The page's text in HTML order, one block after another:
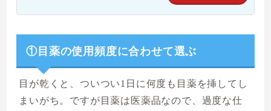
①目薬の使用頻度に合わせて選ぶ
目が乾くと、ついつい1日に何度も目薬を挿してし
まいがち。ですが目薬は医薬品なので、過度な仕